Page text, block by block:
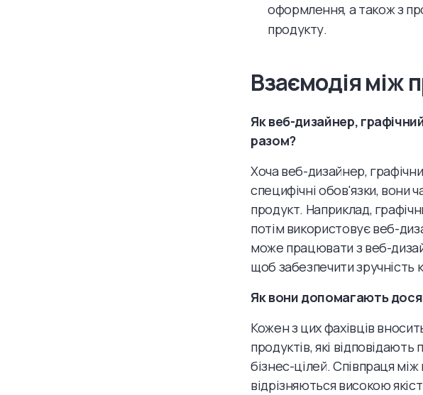
оформлення, а також з
продукту.
Взаємодія між
Як веб-дизайнер,
разом?
Хоча веб-дизайнер,
специфічні обов'язки,
продукт. Наприклад,
потім використовує веб-
може працювати з веб-
щоб забезпечити зручність
Як вони допомагають
Кожен з цих фахівців
продуктів, які
бізнес-цілей. Співпраця
відрізняються високою